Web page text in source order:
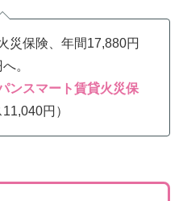
災保険、年間17,880円
。
ンスマート賃貸火災保
円）